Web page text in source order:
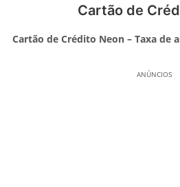
Cartão de
Cartão de Crédito Neon – Taxa de
ANÚNCIOS